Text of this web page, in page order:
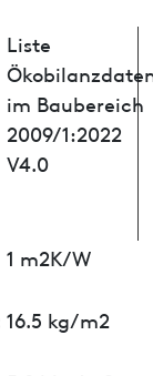
Liste
im Baubereich
2009/1:2022
V4.0
1 m2K/W
16.5 kg/m2